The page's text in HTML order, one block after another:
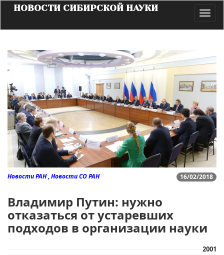
НОВОСТИ СИБИРСКОЙ НАУКИ
16/02/2018
Новости РАН , Новости СО РАН
Владимир Путин: нужно
отказаться от устаревших
подходов в организации науки
2001